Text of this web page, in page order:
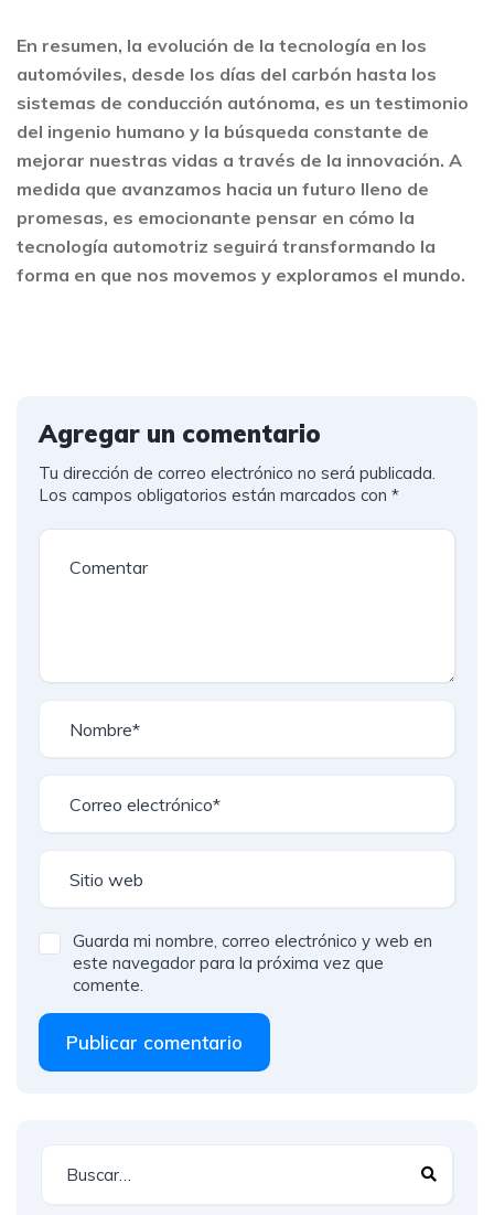
En resumen, la evolución de la tecnología en los
automóviles, desde los días del carbón hasta los
sistemas de conducción autónoma, es un testimonio
del ingenio humano y la búsqueda constante de
mejorar nuestras vidas a través de la innovación. A
medida que avanzamos hacia un futuro lleno de
promesas, es emocionante pensar en cómo la
tecnología automotriz seguirá transformando la
forma en que nos movemos y exploramos el mundo.
Agregar un comentario
Tu dirección de correo electrónico no será publicada.
Los campos obligatorios están marcados con *
Guarda mi nombre, correo electrónico y web en
este navegador para la próxima vez que
comente.
Publicar comentario